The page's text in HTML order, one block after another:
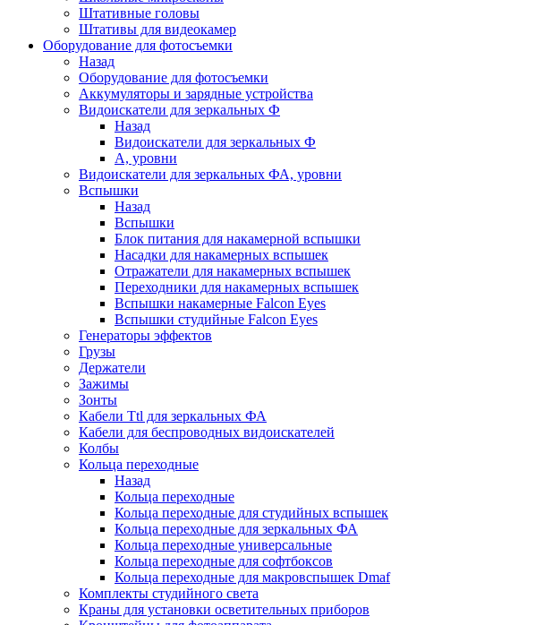
Штативные головы
Штативы для видеокамер
Оборудование для фотосъемки
Назад
Оборудование для фотосъемки
Аккумуляторы и зарядные устройства
Видоискатели для зеркальных Ф
Назад
Видоискатели для зеркальных Ф
А, уровни
Видоискатели для зеркальных ФА, уровни
Вспышки
Назад
Вспышки
Блок питания для накамерной вспышки
Насадки для накамерных вспышек
Отражатели для накамерных вспышек
Переходники для накамерных вспышек
Вспышки накамерные Falcon Eyes
Вспышки студийные Falcon Eyes
Генераторы эффектов
Грузы
Держатели
Зажимы
Зонты
Кабели Ttl для зеркальных ФА
Кабели для беспроводных видоискателей
Колбы
Кольца переходные
Назад
Кольца переходные
Кольца переходные для студийных вспышек
Кольца переходные для зеркальных ФА
Кольца переходные универсальные
Кольца переходные для софтбоксов
Кольца переходные для макровспышек Dmaf
Комплекты студийного света
Краны для установки осветительных приборов